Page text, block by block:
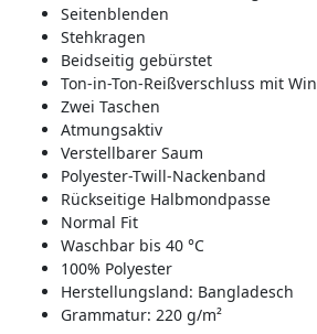
Seitenblenden
Stehkragen
Beidseitig gebürstet
Ton-in-Ton-Reißverschluss mit
Zwei Taschen
Atmungsaktiv
Verstellbarer Saum
Polyester-Twill-Nackenband
Rückseitige Halbmondpasse
Normal Fit
Waschbar bis 40 °C
100% Polyester
Herstellungsland: Bangladesch
Grammatur: 220 g/m²